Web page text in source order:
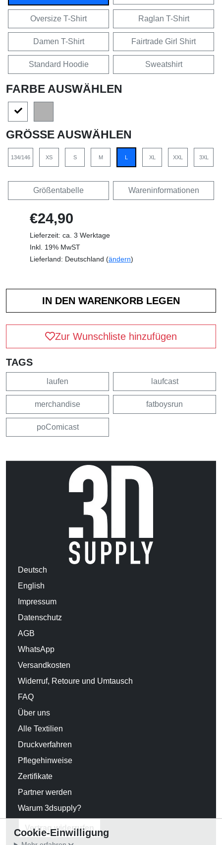
Oversize T-Shirt Raglan T-Shirt
Damen T-Shirt Fairtrade Girl Shirt
Standard Hoodie Sweatshirt
FARBE AUSWÄHLEN
GRÖSSE AUSWÄHLEN
134/146 XS S M L XL XXL 3XL
Größentabelle Wareninformationen
€24,90
Lieferzeit: ca. 3 Werktage
Inkl. 19% MwST
Lieferland: Deutschland (ändern)
Zur Wunschliste hinzufügen
TAGS
laufen laufcast
merchandise fatboysrun
poComicast
Deutsch
English
Impressum
Datenschutz
AGB
WhatsApp
Versandkosten
Widerruf, Retoure und Umtausch
FAQ
Über uns
Alle Textilien
Druckverfahren
Pflegehinweise
Zertifikate
Partner werden
Warum 3dsupply?
Vertrag widerrufen
Cookie-Einwilligung